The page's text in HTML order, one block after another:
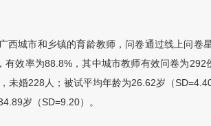
西城市和乡镇的育龄教师，问卷通过线上问
有效率为88.8%，其中城市教师有效问卷为
未婚228人；被试平均年龄为26.62岁（
岁（SD=9.20）。